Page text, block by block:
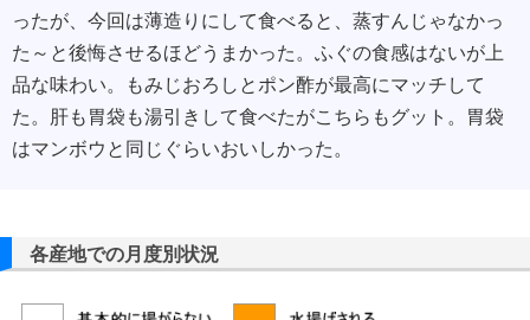
ったが、今回は薄造りにして食べると、蒸すんじゃなかっ
た～と後悔させるほどうまかった。ふぐの食感はないが上
品な味わい。もみじおろしとポン酢が最高にマッチして
た。肝も胃袋も湯引きして食べたがこちらもグット。胃袋
はマンボウと同じぐらいおいしかった。
各産地での月度別状況